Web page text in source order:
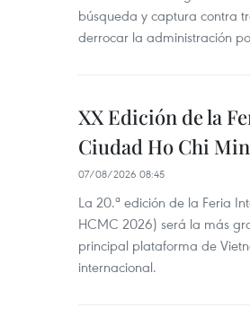
búsqueda y captura contra
derrocar la administración
XX Edición de la
Ciudad Ho Chi
07/08/2026 08:45
La 20.ª edición de la Feria
HCMC 2026) será la más
principal plataforma de
internacional.